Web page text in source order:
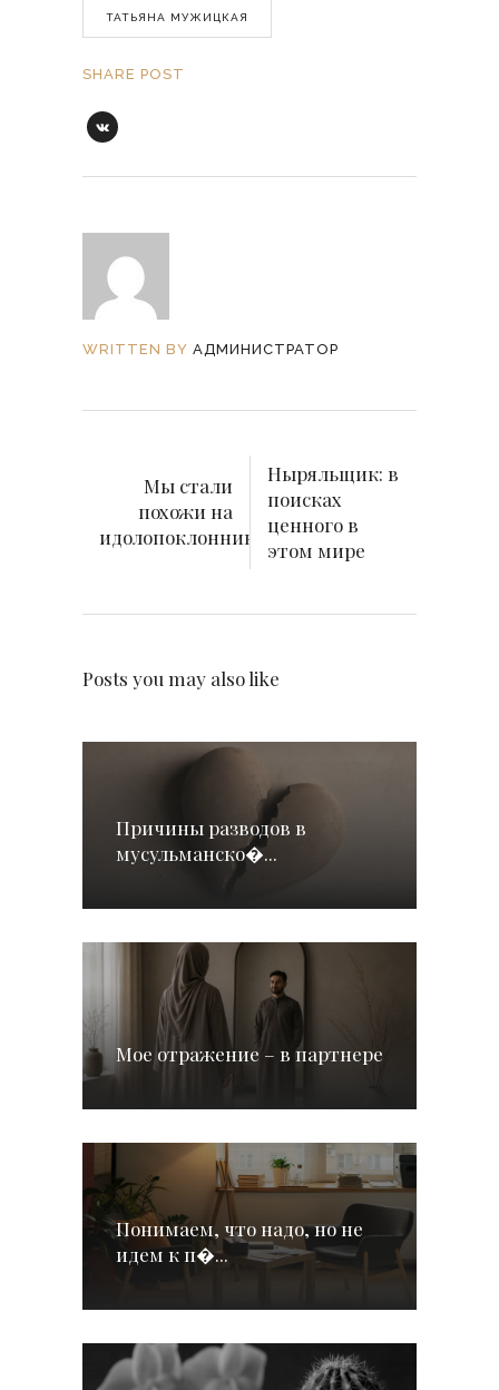
ТАТЬЯНА МУЖИЦКАЯ
SHARE POST
WRITTEN BY АДМИНИСТРАТОР
Мы стали
похожи на
идолопоклонников
Ныряльщик: в
поисках
ценного в
этом мире
Posts you may also like
Причины разводов в
мусульманско�...
Мое отражение – в партнере
Понимаем, что надо, но не
идем к п�...